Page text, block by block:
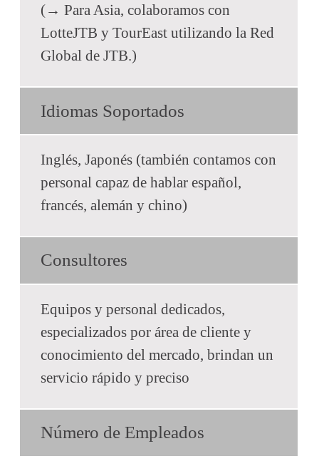
(→ Para Asia, colaboramos con
LotteJTB y TourEast utilizando la Red
Global de JTB.)
Idiomas Soportados
Inglés, Japonés (también contamos con
personal capaz de hablar español,
francés, alemán y chino)
Consultores
Equipos y personal dedicados,
especializados por área de cliente y
conocimiento del mercado, brindan un
servicio rápido y preciso
Número de Empleados